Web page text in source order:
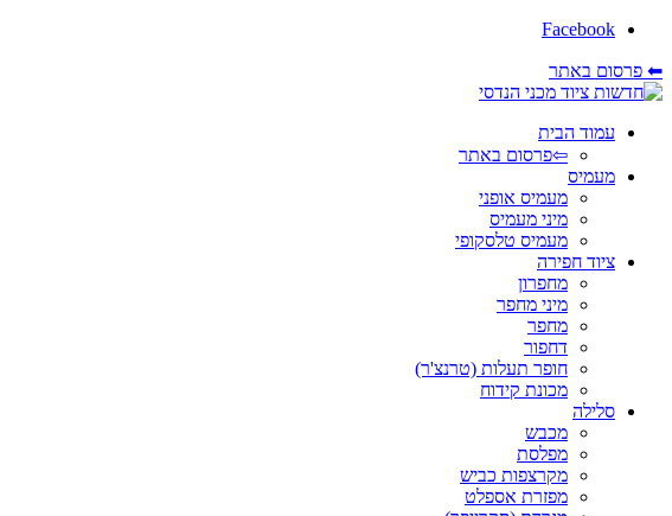
Facebook
⬅ פרסום באתר
עמוד הבית
⇦פרסום באתר
מעמיס
מעמיס אופני
מיני מעמיס
מעמיס טלסקופי
ציוד חפירה
מחפרון
מיני מחפר
מחפר
דחפור
חופר תעלות (טרנצ'ר)
מכונת קידוח
סלילה
מכבש
מפלסת
מקרצפות כביש
מפזרת אספלט